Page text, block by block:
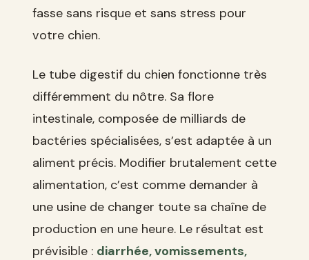
fasse sans risque et sans stress pour
votre chien.
Le tube digestif du chien fonctionne très
différemment du nôtre. Sa flore
intestinale, composée de milliards de
bactéries spécialisées, s’est adaptée à un
aliment précis. Modifier brutalement cette
alimentation, c’est comme demander à
une usine de changer toute sa chaîne de
production en une heure. Le résultat est
prévisible : diarrhée, vomissements,